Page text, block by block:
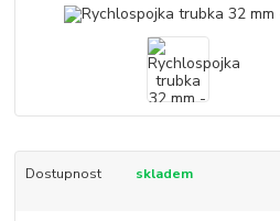
Dostupnost skladem